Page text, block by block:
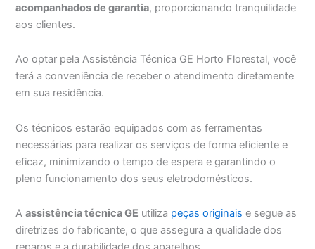
acompanhados de garantia, proporcionando tranquilidade
aos clientes.
Ao optar pela Assistência Técnica GE Horto Florestal, você
terá a conveniência de receber o atendimento diretamente
em sua residência.
Os técnicos estarão equipados com as ferramentas
necessárias para realizar os serviços de forma eficiente e
eficaz, minimizando o tempo de espera e garantindo o
pleno funcionamento dos seus eletrodomésticos.
Aassistência técnica GE utiliza peças originais e segue as
diretrizes do fabricante, o que assegura a qualidade dos